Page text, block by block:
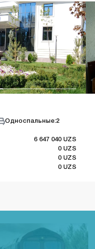
Односпальные:2
6 647 040 UZS
0 UZS
0 UZS
0 UZS